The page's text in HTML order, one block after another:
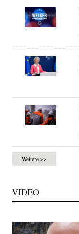
Weitere >>
VIDEO